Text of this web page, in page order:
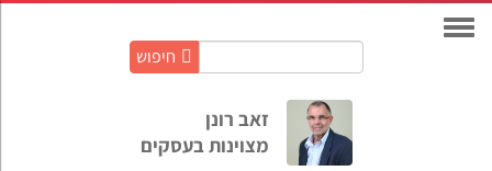
חיפוש
זאב רונן
מצוינות בעסקים